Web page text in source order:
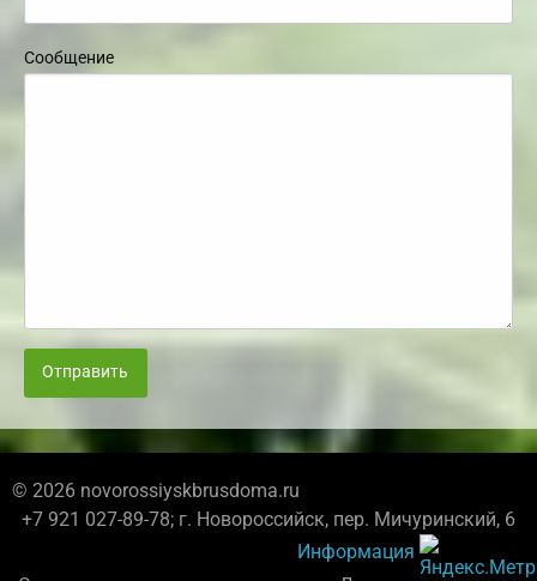
Сообщение
Отправить
© 2026 novorossiyskbrusdoma.ru
+7 921 027-89-78; г. Новороссийск, пер. Мичуринский, 6
Информация